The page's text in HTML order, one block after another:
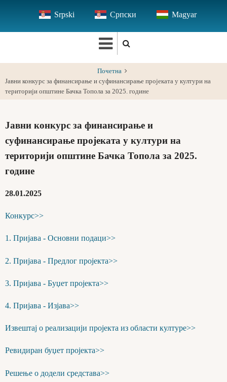
main
Srpski Српски Magyar
Почетна
Јавни конкурс за финансирање и суфинансирање пројеката у култури на
територији општине Бачка Топола за 2025. године
Јавни конкурс за финансирање и
суфинансирање пројеката у култури на
територији општине Бачка Топола за 2025.
године
28.01.2025
Конкурс>>
1. Пријава - Основни подаци>>
2. Пријава - Предлог пројекта>>
3. Пријава - Буџет пројекта>>
4. Пријава - Изјава>>
Извештај о реализацији пројекта из области културе>>
Ревидиран буџет пројекта>>
Решење о додели средстава>>